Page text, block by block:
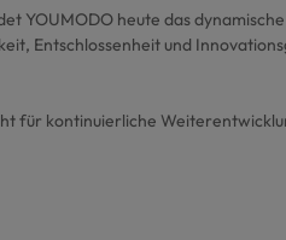
heute das
Entschlossenheit und
für kontinuierliche